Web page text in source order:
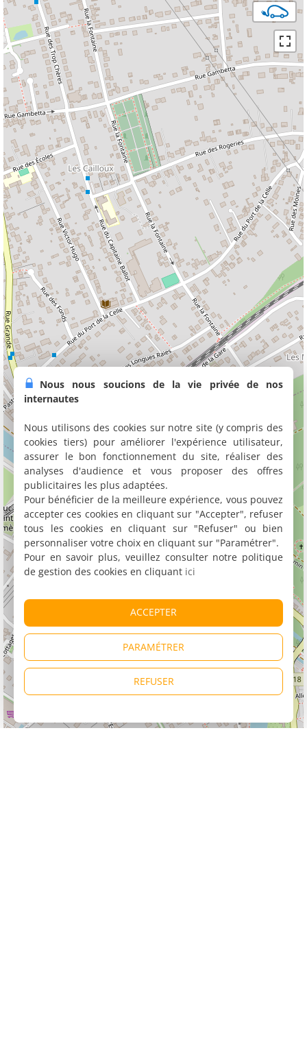
Nous nous soucions de la vie privée de nos
internautes
Nous utilisons des cookies sur notre site (y compris des
cookies tiers) pour améliorer l'expérience utilisateur,
assurer le bon fonctionnement du site, réaliser des
analyses d'audience et vous proposer des offres
publicitaires les plus adaptées.
Pour bénéficier de la meilleure expérience, vous pouvez
accepter ces cookies en cliquant sur "Accepter", refuser
tous les cookies en cliquant sur "Refuser" ou bien
personnaliser votre choix en cliquant sur "Paramétrer".
Pour en savoir plus, veuillez consulter notre politique
de gestion des cookies en cliquant ici
ACCEPTER
PARAMÉTRER
REFUSER